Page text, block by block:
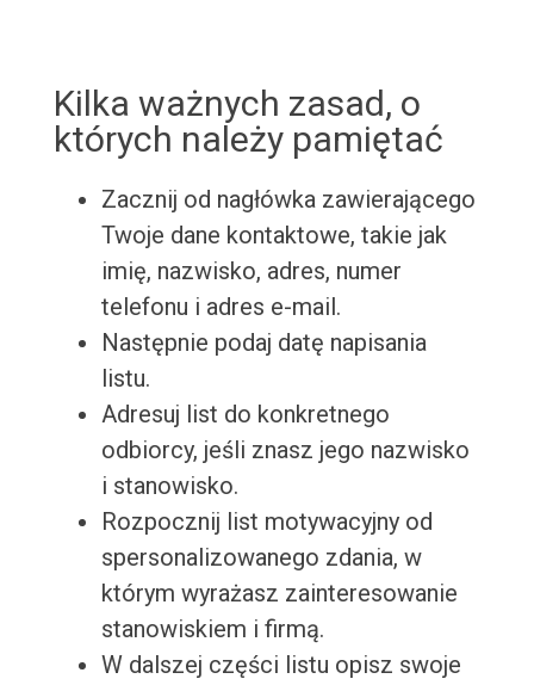
Kilka ważnych zasad, o
których należy pamiętać
Zacznij od nagłówka zawierającego
Twoje dane kontaktowe, takie jak
imię, nazwisko, adres, numer
telefonu i adres e-mail.
Następnie podaj datę napisania
listu.
Adresuj list do konkretnego
odbiorcy, jeśli znasz jego nazwisko
i stanowisko.
Rozpocznij list motywacyjny od
spersonalizowanego zdania, w
którym wyrażasz zainteresowanie
stanowiskiem i firmą.
W dalszej części listu opisz swoje